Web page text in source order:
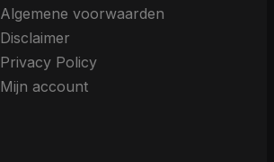
Algemene voorwaarden
Disclaimer
Privacy Policy
Mijn account